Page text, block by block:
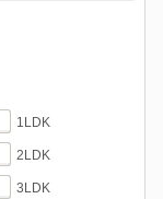
1LDK
2LDK
3LDK